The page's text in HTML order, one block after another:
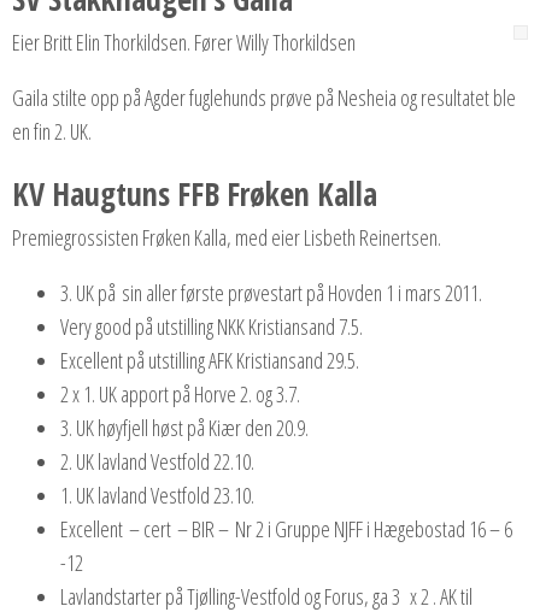
Eier Britt Elin Thorkildsen. Fører Willy Thorkildsen
Gaila stilte opp på Agder fuglehunds prøve på Nesheia og resultatet ble
en fin 2. UK.
KV Haugtuns FFB Frøken Kalla
Premiegrossisten Frøken Kalla, med eier Lisbeth Reinertsen.
3. UK på sin aller første prøvestart på Hovden 1 i mars 2011.
Very good på utstilling NKK Kristiansand 7.5.
Excellent på utstilling AFK Kristiansand 29.5.
2 x 1. UK apport på Horve 2. og 3.7.
3. UK høyfjell høst på Kiær den 20.9.
2. UK lavland Vestfold 22.10.
1. UK lavland Vestfold 23.10.
Excellent – cert – BIR – Nr 2 i Gruppe NJFF i Hægebostad 16 – 6
-12
Lavlandstarter på Tjølling-Vestfold og Forus, ga 3 x 2 . AK til